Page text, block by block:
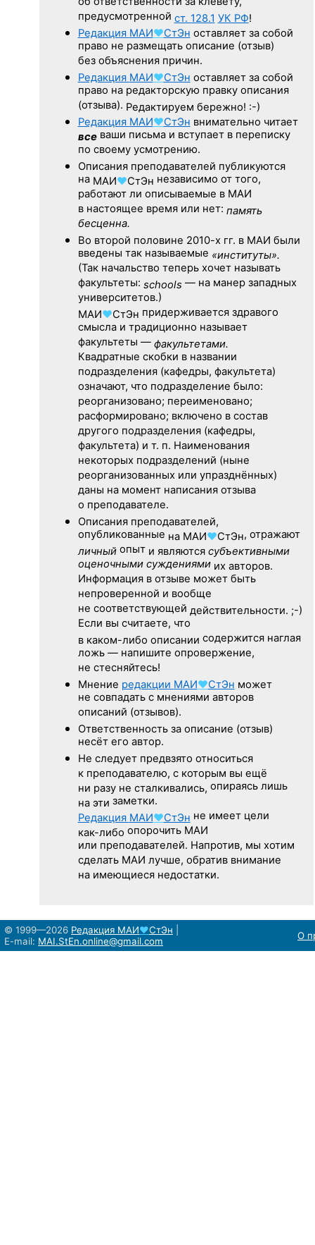
предусмотренной ст. 128.1 УК РФ!
Редакция МАИ♥СтЭн оставляет за собой
право не размещать описание (отзыв)
без объяснения причин.
Редакция МАИ♥СтЭн оставляет за собой
право на редакторскую правку описания
(отзыва). Редактируем бережно! :-)
Редакция МАИ♥СтЭн внимательно читает
всеваши письма и вступает в переписку
по своему усмотрению.
Описания преподавателей публикуются
на МАИ♥СтЭн независимо от того,
работают ли описываемые в МАИ
в настоящее время или нет: память
бесценна.
Во второй половине 2010-х гг. в МАИ были
введены так называемые «институты».
(Так начальство теперь хочет называть
факультеты: schools — на манер западных
университетов.)
МАИ♥СтЭн придерживается здравого
смысла и традиционно называет
факультеты — факультетами.
Квадратные скобки в названии
подразделения (кафедры, факультета)
означают, что подразделение было:
реорганизовано; переименовано;
расформировано; включено в состав
другого подразделения (кафедры,
факультета) и т. п. Наименования
некоторых подразделений (ныне
реорганизованных или упразднённых)
даны на момент написания отзыва
о преподавателе.
Описания преподавателей,
опубликованные на МАИ♥СтЭн, отражают
личныйопыт и являются субъективными
оценочными суждениямиих авторов.
Информация в отзыве может быть
непроверенной и вообще
не соответствующей действительности. ;-)
Если вы считаете, что
в каком-либо описании содержится наглая
ложь — напишите опровержение,
не стесняйтесь!
Мнение редакции МАИ♥СтЭн может
не совпадать с мнениями авторов
описаний (отзывов).
Ответственность за описание (отзыв)
несёт его автор.
Не следуетпредвзято относиться
к преподавателю, с которым вы ещё
ни разу не сталкивались, опираясь лишь
на эти заметки.
Редакция МАИ♥СтЭн не имеет цели
как-либо опорочить МАИ
или преподавателей. Напротив, мы хотим
сделать МАИ лучше, обратив внимание
на имеющиеся недостатки.
© 1999—2026 Редакция МАИ♥СтЭн
E-mail: MAI.StEn.online@gmail.com О